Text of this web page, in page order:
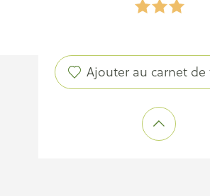
Ajouter au carnet de